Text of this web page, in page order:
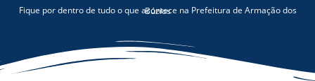
Fique por dentro de tudo o que acontece na Prefeitura de Armação dos Búzios